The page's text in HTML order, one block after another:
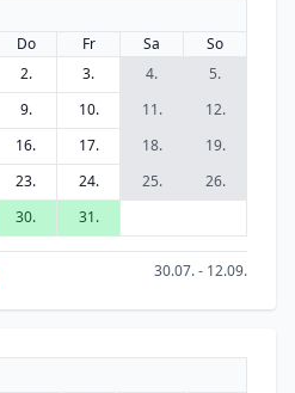
Do Fr Sa
So
2. 3. 4.
5.
9. 10. 11.
12.
16. 17. 18.
19.
23. 24. 25.
26.
30. 31.
30.07. - 12.09.